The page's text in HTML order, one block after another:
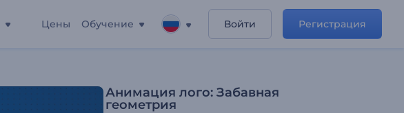
Цены Обучение Войти Регистрация
Анимация лого: Забавная
геометрия